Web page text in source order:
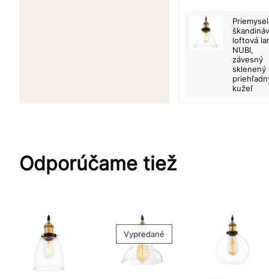
loftová
NUBI,
závesný
sklenený
kužeľ
Odporúčame tiež
Vypredané